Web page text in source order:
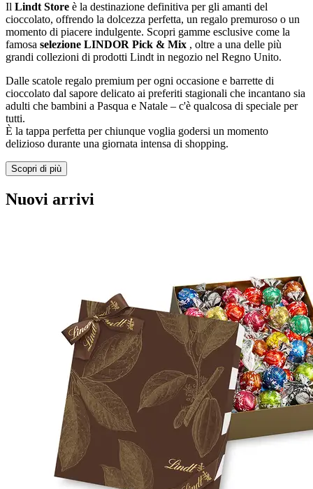
Il Lindt Store è la destinazione definitiva per gli amanti del
cioccolato, offrendo la dolcezza perfetta, un regalo premuroso o un
momento di piacere indulgente. Scopri gamme esclusive come la
famosa selezione LINDOR Pick & Mix , oltre a una delle più
grandi collezioni di prodotti Lindt in negozio nel Regno Unito.
Dalle scatole regalo premium per ogni occasione e barrette di
cioccolato dal sapore delicato ai preferiti stagionali che incantano sia
adulti che bambini a Pasqua e Natale – c'è qualcosa di speciale per
tutti.
È la tappa perfetta per chiunque voglia godersi un momento
delizioso durante una giornata intensa di shopping.
Scopri di più
Nuovi arrivi